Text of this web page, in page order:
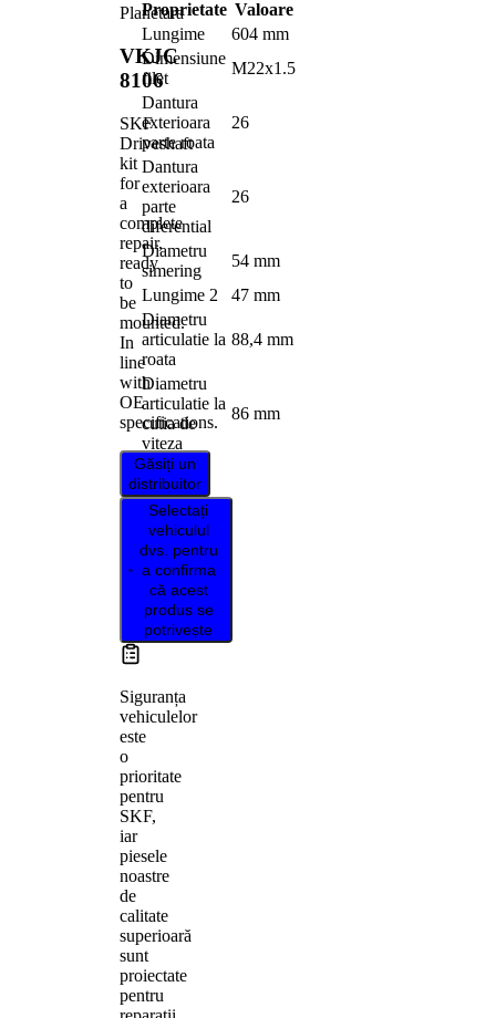
Planetara
VKJC
8106
SKF
Driveshaft
kit
for
a
complete
repair,
ready
to
be
mounted.
In
line
with
OE
specifications.
Găsiți un
distribuitor
Selectați
vehiculul
dvs. pentru
a confirma
că acest
produs se
potrivește
Siguranța
vehiculelor
este
o
prioritate
pentru
SKF,
iar
piesele
noastre
de
calitate
superioară
sunt
proiectate
pentru
Proprietate Valoare
Lungime
604 mm
Dimensiune
filet
M22x1.5
Dantura
exterioara
parte roata
26
Dantura
exterioara
parte
diferential
26
Diametru
simering
54 mm
Lungime 2
47 mm
Diametru
articulatie la
roata
88,4 mm
Diametru
articulatie la
cutia de
viteza
86 mm